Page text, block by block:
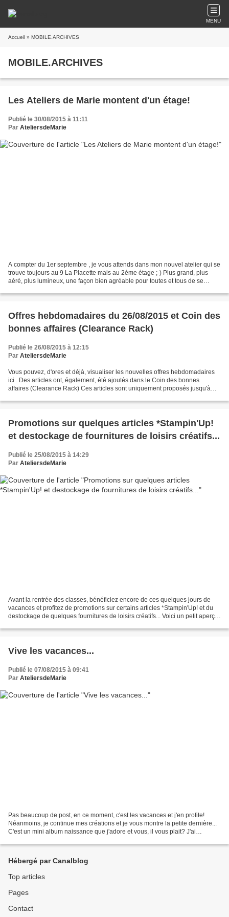
MENU
Accueil » MOBILE.ARCHIVES
MOBILE.ARCHIVES
Les Ateliers de Marie montent d'un étage!
Publié le 30/08/2015 à 11:11
Par AteliersdeMarie
A compter du 1er septembre , je vous attends dans mon nouvel atelier qui se
trouve toujours au 9 La Placette mais au 2ème étage ;-) Plus grand, plus
aéré, plus lumineux, une façon bien agréable pour toutes et tous de se
Offres hebdomadaires du 26/08/2015 et Coin des
bonnes affaires (Clearance Rack)
Publié le 26/08/2015 à 12:15
Par AteliersdeMarie
Vous pouvez, d'ores et déjà, visualiser les nouvelles offres hebdomadaires
ici . Des articles ont, également, été ajoutés dans le Coin des bonnes
affaires (Clearance Rack) Ces articles sont uniquement proposés jusqu'à
Promotions sur quelques articles *Stampin'Up!
et destockage de fournitures de loisirs créatifs...
Publié le 25/08/2015 à 14:29
Par AteliersdeMarie
Avant la rentrée des classes, bénéficiez encore de ces quelques jours de
vacances et profitez de promotions sur certains articles *Stampin'Up! et du
destockage de quelques fournitures de loisirs créatifs... Voici un petit aperçu
Vive les vacances...
Publié le 07/08/2015 à 09:41
Par AteliersdeMarie
Pas beaucoup de post, en ce moment, c'est les vacances et j'en profite!
Néanmoins, je continue mes créations et je vous montre la petite dernière...
C'est un mini album naissance que j'adore et vous, il vous plait? J'ai
Hébergé par Canalblog
Top articles
Pages
Contact